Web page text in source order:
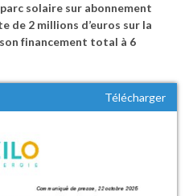
solaire sur abonnement
de 2 millions d’euros sur la
financement total à 6
Télécharger